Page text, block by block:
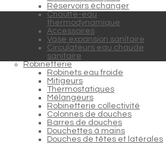
Réservoirs échanger
Chauffe-eau
thermodynamique
Accessoires
Vase expansion sanitaire
Circulateurs eau chaude
sanitaire
Robinetterie
Robinets eau froide
Mitigeurs
Thermostatiques
Mélangeurs
Robinetterie collectivité
Colonnes de douches
Barres de douches
Douchettes à mains
Douches de têtes et latérales